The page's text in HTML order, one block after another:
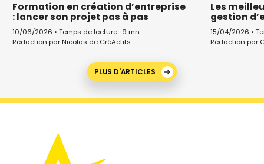
Formation en création d’entreprise
: lancer son projet pas à pas
10/06/2026 • Temps de lecture : 9 mn
Rédaction par Nicolas de CréActifs
Les
gestion
15/04/2026 •
Rédaction par
PLUS D'ARTICLES